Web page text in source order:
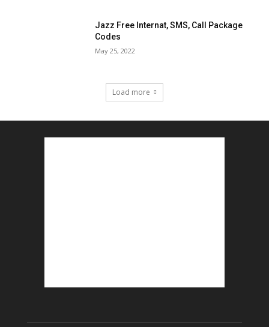
Jazz Free Internat, SMS, Call Package
Codes
May 25, 2022
Load more